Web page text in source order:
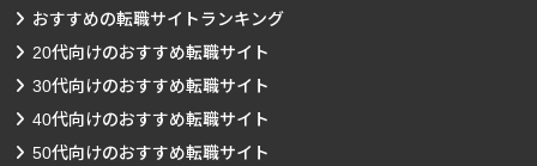
おすすめの転職サイトランキング
20代向けのおすすめ転職サイト
30代向けのおすすめ転職サイト
40代向けのおすすめ転職サイト
50代向けのおすすめ転職サイト